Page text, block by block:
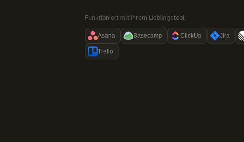
Funktioniert mit Ihrem Lieblingstool:
Asana Basecamp ClickUp Jira
Trello